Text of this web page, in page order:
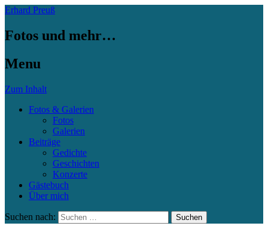
Erhard Preuß
Fotos und mehr…
Menu
Zum Inhalt
Fotos & Galerien
Fotos
Galerien
Beiträge
Gedichte
Geschichten
Konzerte
Gästebuch
Über mich
Suchen nach: